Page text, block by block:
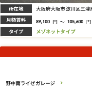
所在地 大阪府大阪市淀川区三
月額賃料 89,100 円 ～ 105,600 円
タイプ メゾネットタイプ
野中南ライゼガレージ